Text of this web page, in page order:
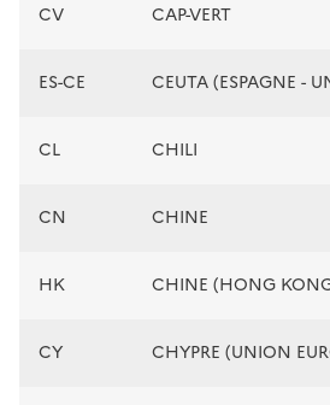
CV CAP-VERT
ES-CE CEUTA (ESPAGNE -
CL CHILI
CN CHINE
HK CHINE (HONG
CY CHYPRE (UNION